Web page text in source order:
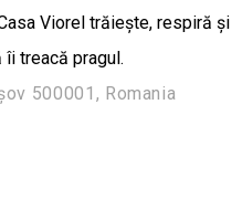
Viorel trăiește, respiră și
treacă pragul.
500001, Romania